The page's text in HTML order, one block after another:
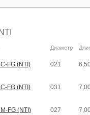
Диаметр
FG (NTI) 021
FG (NTI) 031
FG (NTI) 027